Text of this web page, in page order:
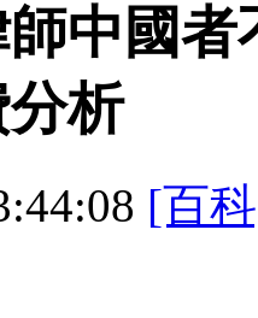
中國
析
[百